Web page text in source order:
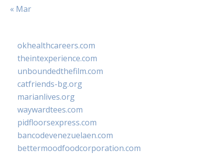
« Mar
okhealthcareers.com
theintexperience.com
unboundedthefilm.com
catfriends-bg.org
marianlives.org
waywardtees.com
pidfloorsexpress.com
bancodevenezuelaen.com
bettermoodfoodcorporation.com